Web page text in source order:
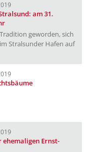
am 31.
geworden, sich
Stralsunder Hafen auf
ehemaligen Ernst-